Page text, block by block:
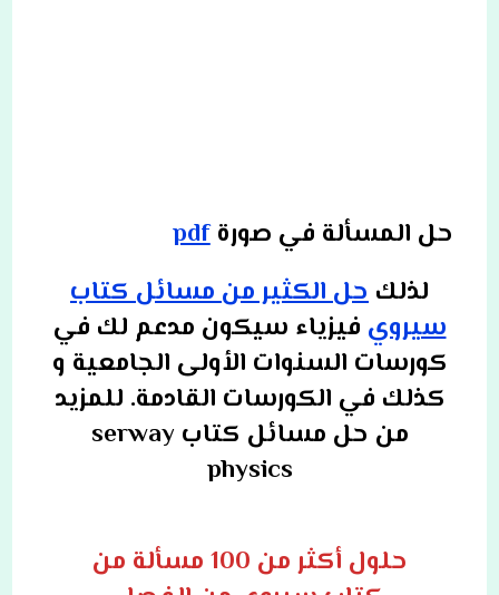
حل المسألة في صورةpdf
لذلكحل الكثير من مسائل كتاب
سيروي فيزياء سيكون مدعم لك في
كورسات السنوات الأولى الجامعية و
كذلك في الكورسات القادمة. للمزيد
من حل مسائل كتاب serway
physics
حلول أكثر من 100 مسألة من